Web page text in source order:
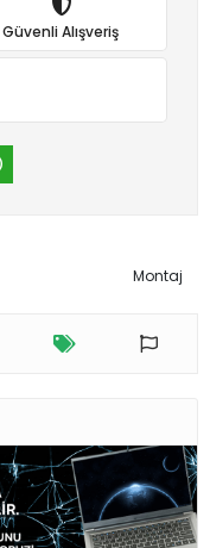
Güvenli Alışveriş
Montaj